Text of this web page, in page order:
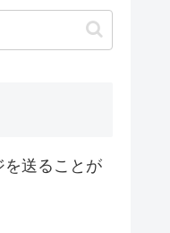
を送ることが